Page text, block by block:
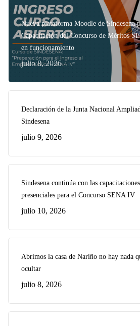
Nueva plataforma Moodle de Sindesena
Capacitación del Concurso de Méritos
en funcionamiento
julio 8, 2026
Declaración de la Junta Nacional
Sindesena
julio 9, 2026
Sindesena continúa con las capacitaciones
presenciales para el Concurso SENA IV
julio 10, 2026
Abrimos la casa de Nariño no hay nada
ocultar
julio 8, 2026